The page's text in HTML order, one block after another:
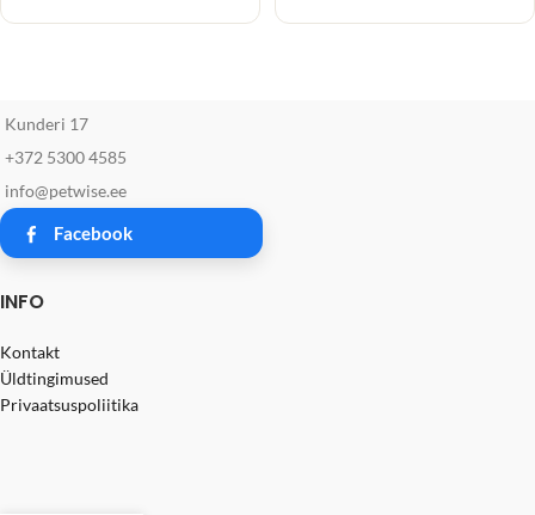
Kunderi 17
+372 5300 4585
info@petwise.ee
Facebook
INFO
Kontakt
Üldtingimused
Privaatsuspoliitika